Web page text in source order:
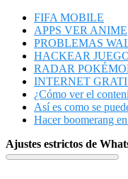
FIFA MOBILE
APPS VER ANIME
PROBLEMAS
HACKEAR
RADAR
INTERNET
¿Cómo ver el
Así es como se
Hacer boomerang
Ajustes estrictos de